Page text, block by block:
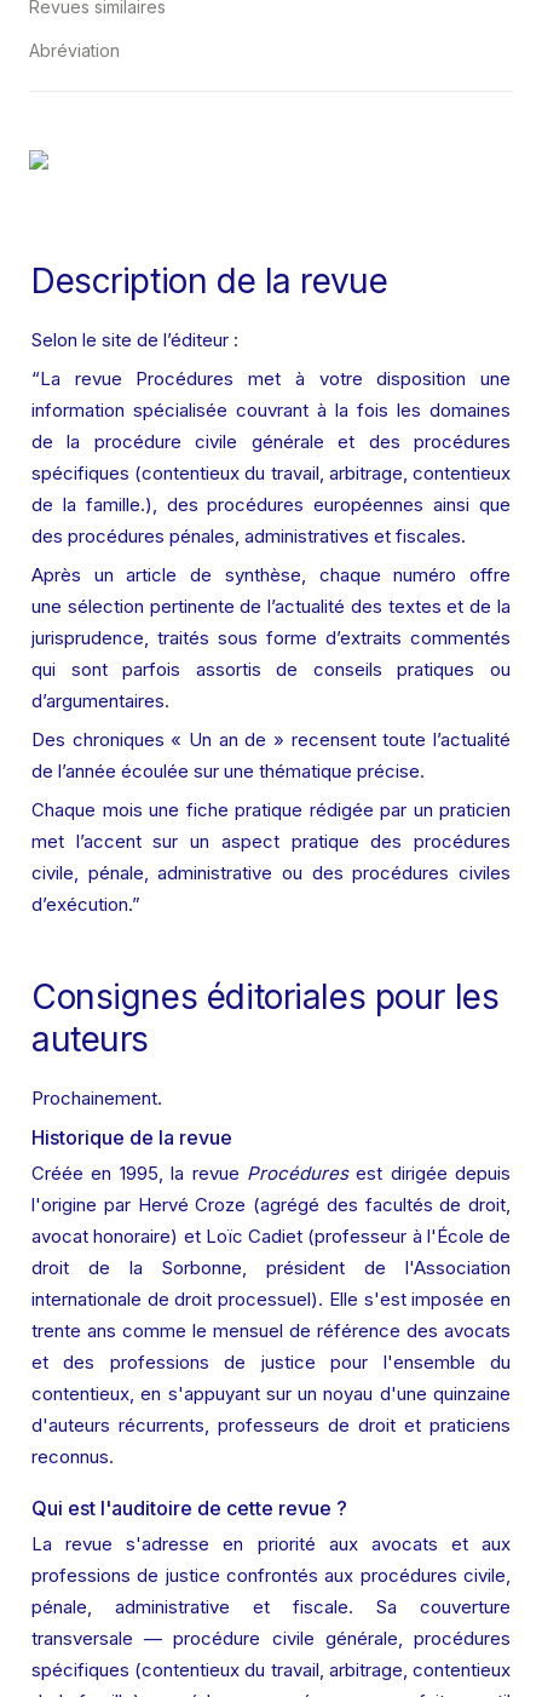
Revues similaires
Abréviation
Description de la revue
Selon le site de l’éditeur :
“La revue Procédures met à votre disposition une
information spécialisée couvrant à la fois les domaines
de la procédure civile générale et des procédures
spécifiques (contentieux du travail, arbitrage, contentieux
de la famille.), des procédures européennes ainsi que
des procédures pénales, administratives et fiscales.
Après un article de synthèse, chaque numéro offre
une sélection pertinente de l’actualité des textes et de la
jurisprudence, traités sous forme d’extraits commentés
qui sont parfois assortis de conseils pratiques ou
d’argumentaires.
Des chroniques « Un an de » recensent toute l’actualité
de l’année écoulée sur une thématique précise.
Chaque mois une fiche pratique rédigée par un praticien
met l’accent sur un aspect pratique des procédures
civile, pénale, administrative ou des procédures civiles
d’exécution.”
Consignes éditoriales pour les
auteurs
Prochainement.
Historique de la revue
Créée en 1995, la revue Procédures est dirigée depuis
l'origine par Hervé Croze (agrégé des facultés de droit,
avocat honoraire) et Loïc Cadiet (professeur à l'École de
droit de la Sorbonne, président de l'Association
internationale de droit processuel). Elle s'est imposée en
trente ans comme le mensuel de référence des avocats
et des professions de justice pour l'ensemble du
contentieux, en s'appuyant sur un noyau d'une quinzaine
d'auteurs récurrents, professeurs de droit et praticiens
reconnus.
Qui est l'auditoire de cette revue ?
La revue s'adresse en priorité aux avocats et aux
professions de justice confrontés aux procédures civile,
pénale, administrative et fiscale. Sa couverture
transversale — procédure civile générale, procédures
spécifiques (contentieux du travail, arbitrage, contentieux